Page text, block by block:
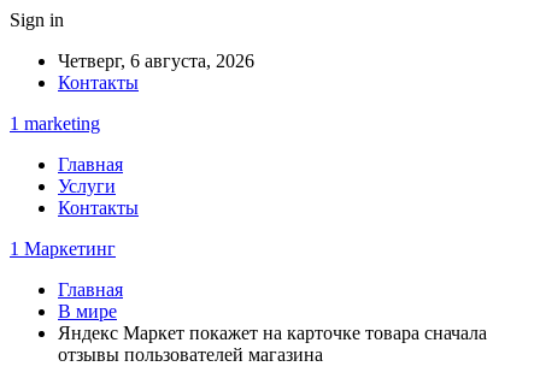
Sign in
Четверг, 6 августа, 2026
Контакты
1 marketing
Главная
Услуги
Контакты
1 Маркетинг
Главная
В мире
Яндекс Маркет покажет на карточке товара сначала
отзывы пользователей магазина